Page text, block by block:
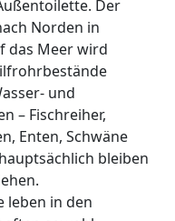
Der
Norden in
das Meer wird
und
– Fischreiher,
Enten, Schwäne
bleiben
leben in den